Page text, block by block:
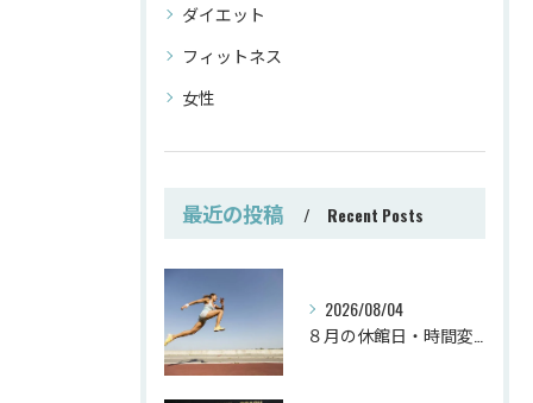
ダイエット
フィットネス
女性
最近の投稿 Recent Posts
2026/08/04